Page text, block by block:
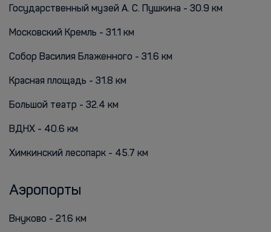
Государственный музей А. С. Пушкина - 30.9 км
Московский Кремль - 31.1 км
Собор Василия Блаженного - 31.6 км
Красная площадь - 31.8 км
Большой театр - 32.4 км
ВДНХ - 40.6 км
Химкинский лесопарк - 45.7 км
Аэропорты
Внуково - 21.6 км